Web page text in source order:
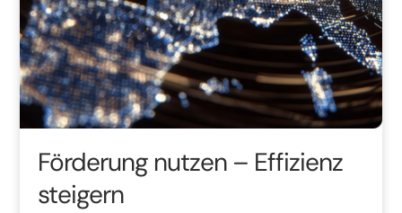
Förderung nutzen – Effizienz
steigern